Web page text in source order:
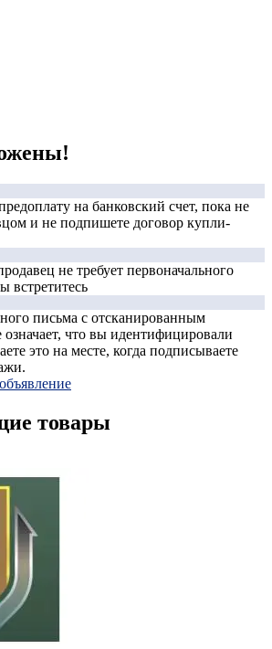
на банковский счет, пока не
и не подпишете договор купли-
не требует первоначального
встретитесь
письма с отсканированным
что вы идентифицировали
это на месте, когда подписываете
товары